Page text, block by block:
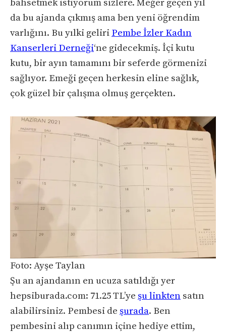
bahsetmek istiyorum sizlere. Meğer geçen yıl
da bu ajanda çıkmış ama ben yeni öğrendim
varlığını. Bu yılki geliri Pembe İzler Kadın
Kanserleri Derneği‘ne gidecekmiş. İçi kutu
kutu, bir ayın tamamını bir seferde görmenizi
sağlıyor. Emeği geçen herkesin eline sağlık,
çok güzel bir çalışma olmuş gerçekten.
Foto: Ayşe Taylan
Şu an ajandanın en ucuza satıldığı yer
hepsiburada.com: 71.25 TL’ye şu linkten satın
alabilirsiniz. Pembesi de şurada. Ben
pembesini alıp canımın içine hediye ettim,